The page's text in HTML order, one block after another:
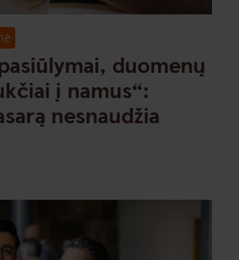
duomenų
į namus“:
nesnaudžia